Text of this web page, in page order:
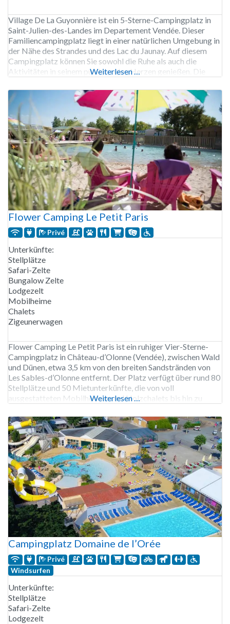
Village De La Guyonnière ist ein 5-Sterne-Campingplatz in
Saint-Julien-des-Landes im Departement Vendée. Dieser
Familiencampingplatz liegt in einer natürlichen Umgebung in
der Nähe des Strandes und des Lac du Jaunay. Auf diesem
Campingplatz können Sie sowohl die Ruhe als auch die
Aktivitäten in seinem pulsierenden Herzen genießen. Die
Touristen befinden sich auf separaten, ruhigen
Weiterlesen …
Flower Camping Le Petit Paris
Privé
Unterkünfte:
Stellplätze
Safari-Zelte
Bungalow Zelte
Lodgezelt
Mobilheime
Chalets
Zigeunerwagen
Flower Camping Le Petit Paris ist ein ruhiger Vier-Sterne-
Campingplatz in Château-d’Olonne (Vendée), zwischen Wald
und Dünen, etwa 3,5 km von den breiten Sandstränden von
Les Sables-d’Olonne entfernt. Der Platz verfügt über rund 80
Stellplätze und 50 Mietunterkünfte, die von voll
ausgestatteten Mobilheimen und Holzchalets bis hin zu
Sanitäranlagen und gemütlichen Pipowagents reichen. Der
Campingplatz ist
Weiterlesen …
Campingplatz Domaine de l’Orée
Privé
Windsurfen
Unterkünfte:
Stellplätze
Safari-Zelte
Lodgezelt